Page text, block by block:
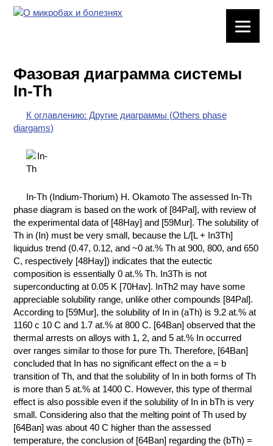
ХИМИЧЕСКАЯ
ПОСУДА
ВРЕДНЫЕ
ФАКТОРЫ
ХИМИЯ НА
ПРОИЗВОДСТВЕ
И ХИМИЧЕСКАЯ
ТЕХНОЛОГИЯ
КОНТАКТЫ
Фазовая диаграмма системы
In-Th
К оглавлению: Другие диаграммы (Others phase
diargams)
In-Th (Indium-Thorium) H. Okamoto The assessed In-Th
phase diagram is based on the work of [84Pal], with review of
the experimental data of [48Hay] and [59Mur]. The solubility of
Th in (In) must be very small, because the L/[L + In3Th]
liquidus trend (0.47, 0.12, and ~0 at.% Th at 900, 800, and 650
C, respectively [48Hay]) indicates that the eutectic
composition is essentially 0 at.% Th. In3Th is not
superconducting at 0.05 K [70Hav]. InTh2 may have some
appreciable solubility range, unlike other compounds [84Pal].
According to [59Mur], the solubility of In in (aTh) is 9.2 at.% at
1160 с 10 C and 1.7 at.% at 800 C. [64Ban] observed that the
thermal arrests on alloys with 1, 2, and 5 at.% In occurred
over ranges similar to those for pure Th. Therefore, [64Ban]
concluded that In has no significant effect on the a = b
transition of Th, and that the solubility of In in both forms of Th
is more than 5 at.% at 1400 C. However, this type of thermal
effect is also possible even if the solubility of In in bTh is very
small. Considering also that the melting point of Th used by
[64Ban] was about 40 C higher than the assessed
temperature, the conclusion of [64Ban] regarding the (bTh) =